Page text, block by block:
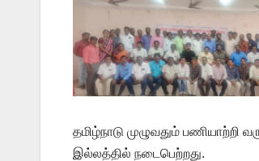
தமிழ்நாடு முழுவதும் பணியாற்றி
இல்லத்தில் நடைபெற்றது.